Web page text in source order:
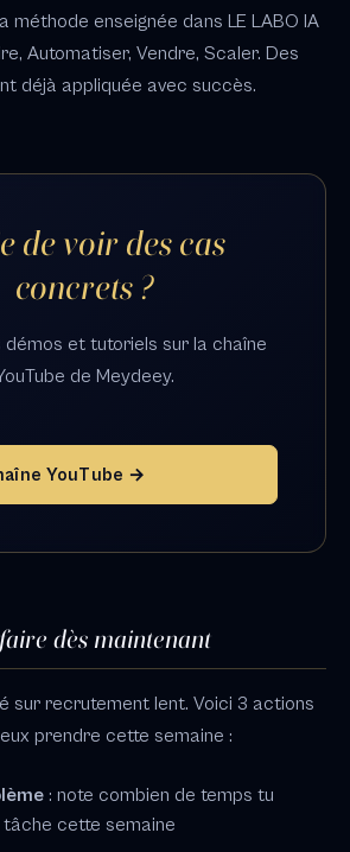
méthode enseignée dans LE LABO IA
Automatiser, Vendre, Scaler. Des
déjà appliquée avec succès.
de voir des cas
concrets ?
démos et tutoriels sur la chaîne
de Meydeey.
YouTube →
dès maintenant
sur recrutement lent. Voici 3 actions
prendre cette semaine :
: note combien de temps tu
cette semaine